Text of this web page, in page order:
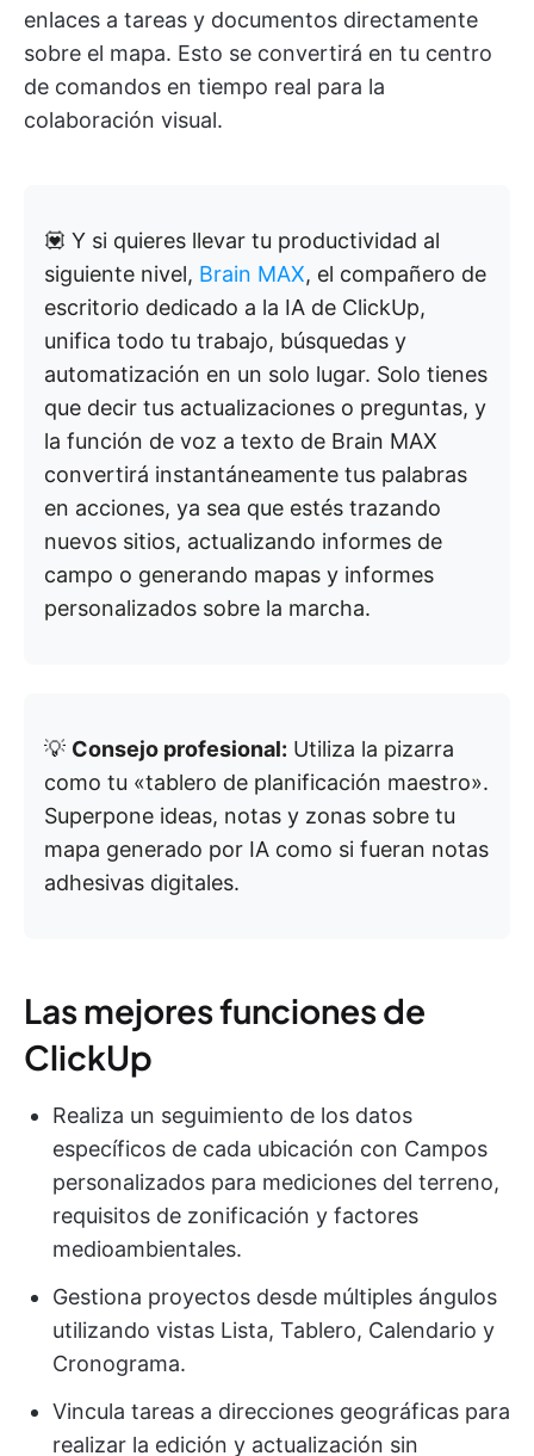
enlaces a tareas y documentos directamente
sobre el mapa. Esto se convertirá en tu centro
de comandos en tiempo real para la
colaboración visual.
💟 Y si quieres llevar tu productividad al
siguiente nivel, Brain MAX, el compañero de
escritorio dedicado a la IA de ClickUp,
unifica todo tu trabajo, búsquedas y
automatización en un solo lugar. Solo tienes
que decir tus actualizaciones o preguntas, y
la función de voz a texto de Brain MAX
convertirá instantáneamente tus palabras
en acciones, ya sea que estés trazando
nuevos sitios, actualizando informes de
campo o generando mapas y informes
personalizados sobre la marcha.
💡 Consejo profesional: Utiliza la pizarra
como tu «tablero de planificación maestro».
Superpone ideas, notas y zonas sobre tu
mapa generado por IA como si fueran notas
adhesivas digitales.
Las mejores funciones de
ClickUp
Realiza un seguimiento de los datos
específicos de cada ubicación con Campos
personalizados para mediciones del terreno,
requisitos de zonificación y factores
medioambientales.
Gestiona proyectos desde múltiples ángulos
utilizando vistas Lista, Tablero, Calendario y
Cronograma.
Vincula tareas a direcciones geográficas para
realizar la edición y actualización sin